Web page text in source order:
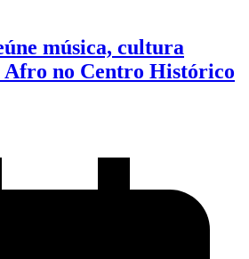
música, cultura
no Centro Histórico